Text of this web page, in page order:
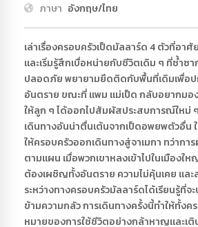
ภาษา อังกฤษ/ไทย
เล่าเรื่องครอบครัวเป็ดมัลลาร์ด 4 ตัวที่อา
และเริ่มรู้สึกเบื่อหน่ายกับชีวิตเดิม ๆ ที่ซ้ำซ
ปลอดภัย พยายามยึดติดกับพื้นที่เดิมเพื่อป
อันตราย ขณะที่ แพม แม่เป็ด กลับอยากมอ
ให้ลูก ๆ ได้ออกไปสัมผัสประสบการณ์ใหม่
เดินทางอันน่าตื่นเต้นจากเป็ดอพยพตัวอื่น
ให้ครอบครัวออกเดินทางสู่จาเมกา ทว่าก
ตามแผน เมื่อพวกเขาหลงเข้าไปในเมืองใ
ต้องเผชิญทั้งอันตราย ความไม่คุ้นเคย แล
ระหว่างทางครอบครัวมัลลาร์ดได้เรียนรู้ที่จ
ข้ามความกลัว การเดินทางครั้งนี้ทำให้ทั้งค
หมายของการใช้ชีวิตอย่างกล้าหาญและเติ